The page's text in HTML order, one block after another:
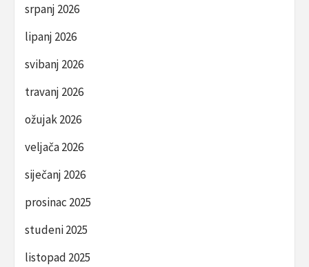
srpanj 2026
lipanj 2026
svibanj 2026
travanj 2026
ožujak 2026
veljača 2026
siječanj 2026
prosinac 2025
studeni 2025
listopad 2025